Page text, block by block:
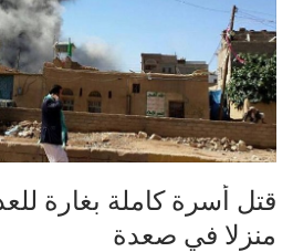
قتل أسرة كاملة بغارة
منزلا في صعدة